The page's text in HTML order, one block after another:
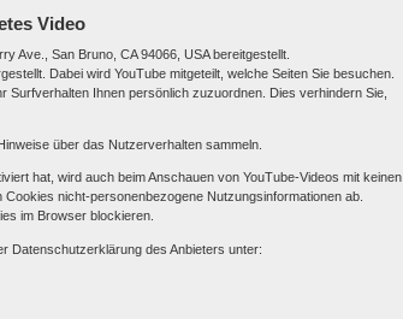
Video
Ave., San Bruno, CA 94066, USA bereitgestellt.
Dabei wird YouTube mitgeteilt, welche Seiten Sie besuchen.
Surfverhalten Ihnen persönlich zuzuordnen. Dies verhindern Sie,
über das Nutzerverhalten sammeln.
hat, wird auch beim Anschauen von YouTube-Videos mit keinen
nicht-personenbezogene Nutzungsinformationen ab.
im Browser blockieren.
Datenschutzerklärung des Anbieters unter: